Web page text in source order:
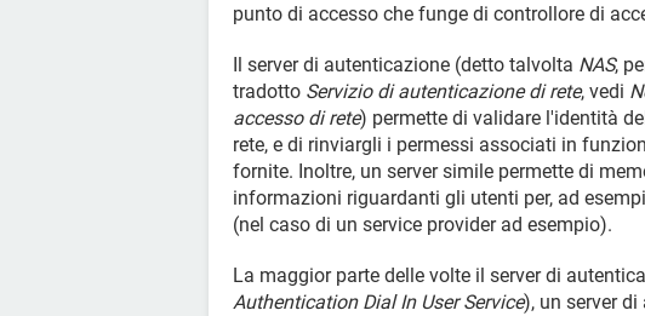
punto di accesso che funge di controllore di
Il server di autenticazione (detto talvolta NAS,
tradotto Servizio di autenticazione di rete, vedi
accesso di rete) permette di validare l'identità
rete, e di rinviargli i permessi associati in
fornite. Inoltre, un server simile permette di
informazioni riguardanti gli utenti per, ad
(nel caso di un service provider ad esempio).
La maggior parte delle volte il server di
Authentication Dial In User Service), un server